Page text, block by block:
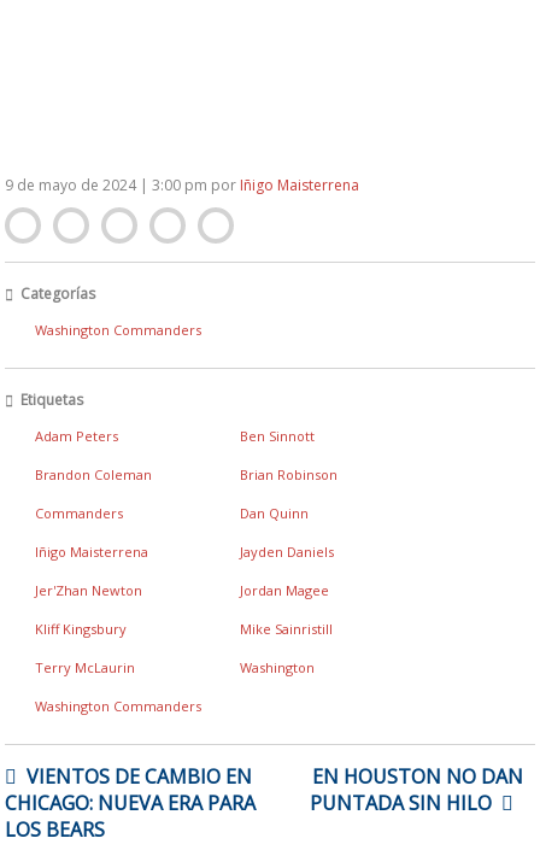
9 de mayo de 2024 | 3:00 pm por Iñigo Maisterrena
Categorías
Washington Commanders
Etiquetas
Adam Peters Ben Sinnott
Brandon Coleman Brian Robinson
Commanders Dan Quinn
Iñigo Maisterrena Jayden Daniels
Jer'Zhan Newton Jordan Magee
Kliff Kingsbury Mike Sainristill
Terry McLaurin Washington
Washington Commanders
NAVEGACIÓN
DE
ENTRADAS
VIENTOS DE CAMBIO EN
CHICAGO: NUEVA ERA PARA
LOS BEARS
EN HOUSTON NO DAN
PUNTADA SIN HILO